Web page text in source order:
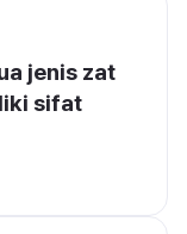
jenis zat
sifat